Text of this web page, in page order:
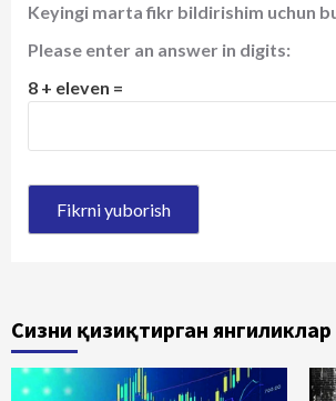
Keyingi marta fikr bildirishim uchun
Please enter an answer in digits:
8 + eleven =
Сизни қизиқтирган янгиликлар